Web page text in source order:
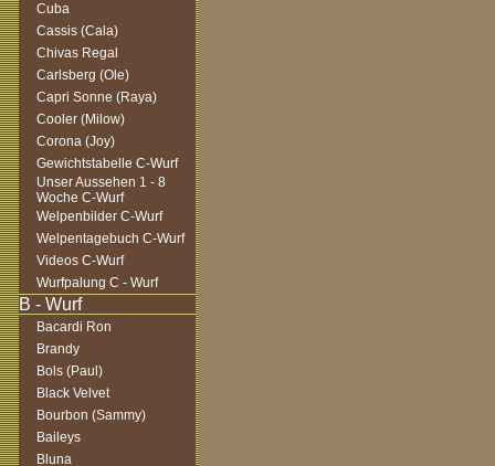
Cuba
Cassis (Cala)
Chivas Regal
Carlsberg (Ole)
Capri Sonne (Raya)
Cooler (Milow)
Corona (Joy)
Gewichtstabelle C-Wurf
Unser Aussehen 1 - 8
Woche C-Wurf
Welpenbilder C-Wurf
Welpentagebuch C-Wurf
Videos C-Wurf
Wurfpalung C - Wurf
Bacardi Ron
Brandy
Bols (Paul)
Black Velvet
Bourbon (Sammy)
Baileys
Bluna